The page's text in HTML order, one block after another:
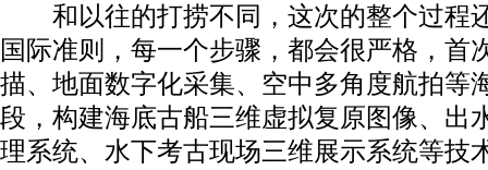
和以往的打捞不同，这次的整个过程
国际准则，每一个步骤，都会很严格，首
描、地面数字化采集、空中多角度航拍等
段，构建海底古船三维虚拟复原图像、出
理系统、水下考古现场三维展示系统等技